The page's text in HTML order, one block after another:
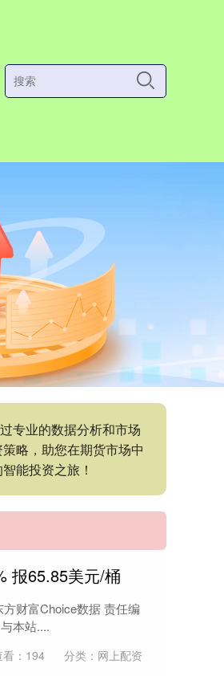
专业的数据分析和市场
略，助您在期货市场中
能投资之旅！
报65.85美元/桶
财富Choice数据 责任编
本站....
： 194 分类： 网上配资